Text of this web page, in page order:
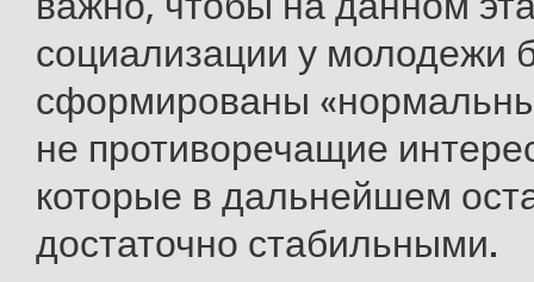
социализации у молодежи
сформированы
не противоречащие
которые в дальнейшем
достаточно стабильными.